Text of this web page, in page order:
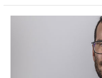
Intervista